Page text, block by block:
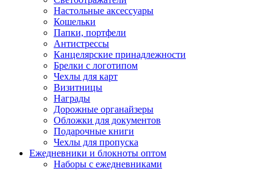
Настольные аксессуары
Кошельки
Папки, портфели
Антистрессы
Канцелярские принадлежности
Брелки с логотипом
Чехлы для карт
Визитницы
Награды
Дорожные органайзеры
Обложки для документов
Подарочные книги
Чехлы для пропуска
Ежедневники и блокноты оптом
Наборы с ежедневниками